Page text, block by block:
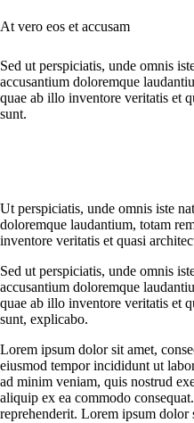
At vero eos et accusam
Sed ut perspiciatis, unde omnis
accusantium doloremque
quae ab illo inventore veritatis et
sunt.
Ut perspiciatis, unde omnis iste
doloremque laudantium, totam
inventore veritatis et quasi
Sed ut perspiciatis, unde omnis
accusantium doloremque
quae ab illo inventore veritatis et
sunt, explicabo.
Lorem ipsum dolor sit amet,
eiusmod tempor incididunt ut
ad minim veniam, quis nostrud
aliquip ex ea commodo
reprehenderit. Lorem ipsum dolor